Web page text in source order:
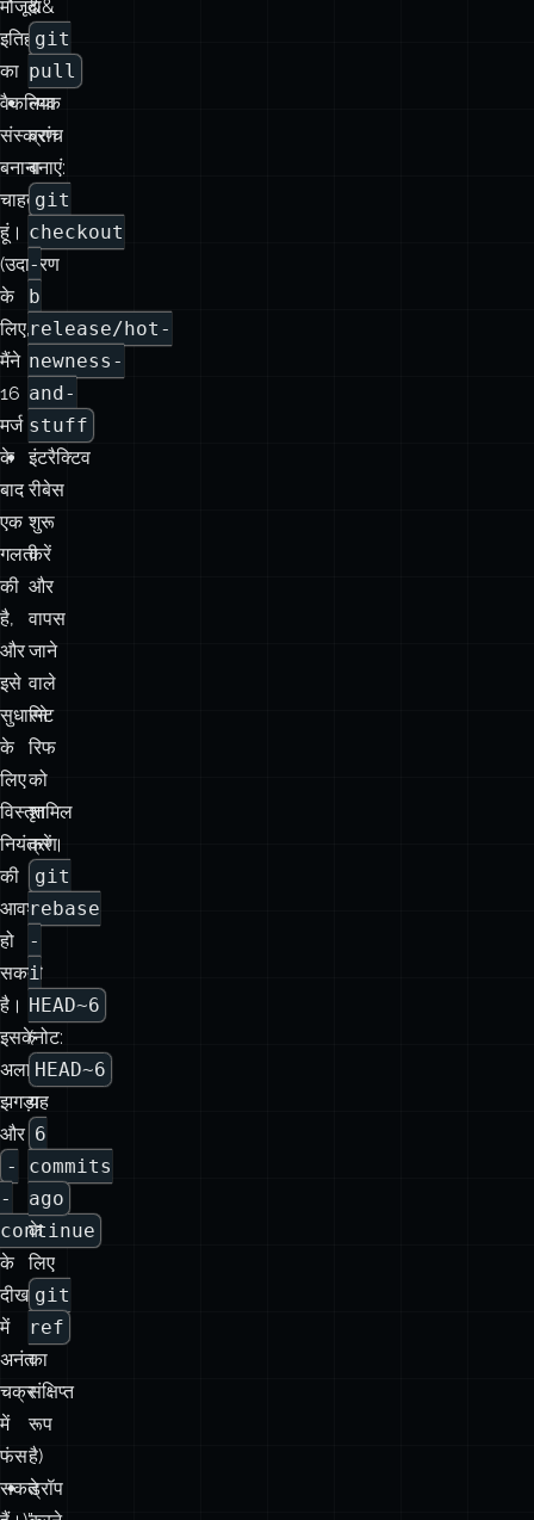
संस्करण
बनाना
चाहता
हूं।
(उदाहरण
के
लिए,
मैंने
16
मर्ज
के
बाद
एक
गलती
की
है,
और
इसे
सुधारने
के
लिए
विस्तृत
नियंत्रण
की
आवश्यकता
हो
सकती
है।
इसके
अलावा,
झगड़ा
और
-
-
continue
के
दीखने
में
अनंत
चक्र
में
फंस
सकते
हैं।)”
ब्रांच
बनाएं:
git
checkout
-
b
release/hot-
newness-
and-
stuff
इंटरैक्टिव
रीबेस
शुरू
करें
और
वापस
जाने
वाले
गिट
रिफ
को
शामिल
करें।
git
rebase
-
i
HEAD~6
(नोट:
HEAD~6
यह
6
commits
ago
के
लिए
git
ref
का
संक्षिप्त
रूप
है)
ड्रॉप
करने
वाले
कमिट
को